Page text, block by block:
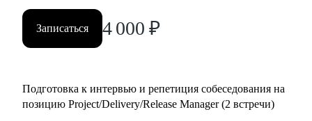
внешний взгляд на резюме, карьерный трек и точки роста.
• IT-специалистам, которые хотят системно подойти к
карьере, а не просто “стрелять откликами” в разные
Записаться 4 000 ₽
Подготовка к интервью и репетиция собеседования на
позицию Project/Delivery/Release Manager (2 встречи)